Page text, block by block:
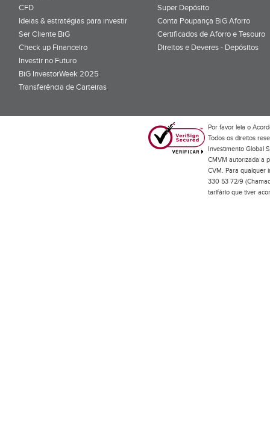
CFD
Ideias & estratégias para investir
Ser Cliente BiG
Check up Financeiro
Investir no Futuro
BiG InvestorWeek 2025;
Transferência de Carteiras;
Super Depósito
Conta Poupança BiG Aforro
Certificados de Aforro e Tesouro
Direitos e Deveres - Depósitos
Por favor leia o
Todos os direitos
Investimento Global
CMVM autorizada a
CVM. Para qualquer
330 53 72/9
tarifário que tiver